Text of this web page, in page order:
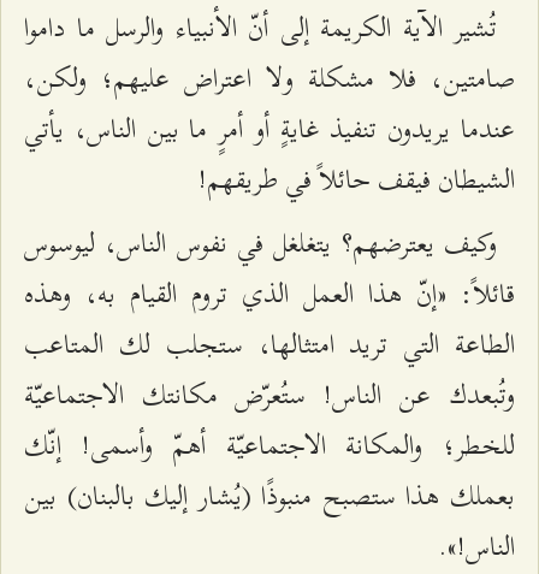
تُشير الآية الكريمة إلى أنّ الأنبياء والرسل ما داموا
صامتين، فلا مشكلة ولا اعتراض عليهم؛ ولكن،
عندما يريدون تنفيذ غايةٍ أو أمرٍ ما بين الناس، يأتي
الشيطان فيقف حائلاً في طريقهم!
وكيف يعترضهم؟ يتغلغل في نفوس الناس، ليوسوس
قائلاً: «إنّ هذا العمل الذي تروم القيام به، وهذه
الطاعة التي تريد امتثالها، ستجلب لك المتاعب
وتُبعدك عن الناس! ستُعرّض مكانتك الاجتماعيّة
للخطر؛ والمكانة الاجتماعيّة أهمّ وأسمى! إنّك
بعملك هذا ستصبح منبوذًا (يُشار إليك بالبنان) بين
الناس!».